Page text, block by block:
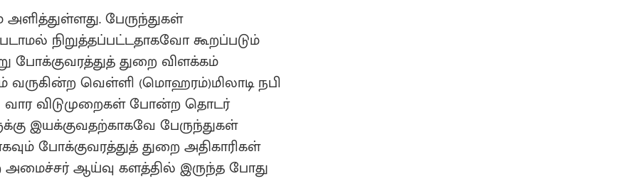
பேருந்துகள்
நிறுத்தப்பட்டதாகவோ கூறப்படும்
துறை விளக்கம்
வருகின்ற வெள்ளி (மொஹரம்)மிலாடி நபி
வார விடுமுறைகள் போன்ற தொடர்
இயக்குவதற்காகவே பேருந்துகள்
போக்குவரத்துத் துறை அதிகாரிகள்
ஆய்வு களத்தில் இருந்த போது